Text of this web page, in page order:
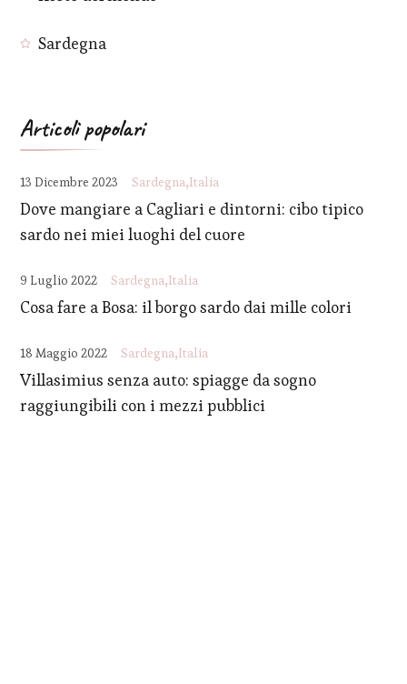
Sardegna
Articoli popolari
Sardegna Italia
Dove mangiare a Cagliari e dintorni: cibo tipico
sardo nei miei luoghi del cuore
13 Dicembre 2023
Sardegna Italia
Cosa fare a Bosa: il borgo sardo dai mille colori
9 Luglio 2022
Sardegna Italia
Villasimius senza auto: spiagge da sogno
raggiungibili con i mezzi pubblici
18 Maggio 2022